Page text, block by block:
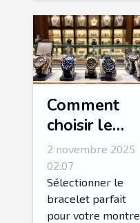
Comment
choisir le
bracelet
idéal pour
votre
montre ?
2 novembre 2025
02:07
Sélectionner le
bracelet parfait
pour votre montre